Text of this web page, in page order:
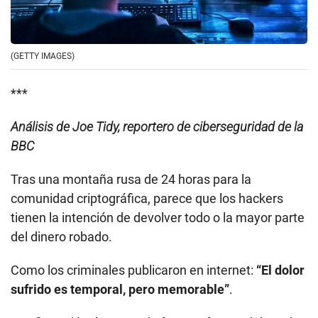
(GETTY IMAGES)
***
Análisis de Joe Tidy, reportero de ciberseguridad de la
BBC
Tras una montaña rusa de 24 horas para la
comunidad criptográfica, parece que los hackers
tienen la intención de devolver todo o la mayor parte
del dinero robado.
Como los criminales publicaron en internet: “El dolor
sufrido es temporal, pero memorable”.